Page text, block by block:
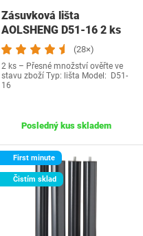
Zásuvková lišta
AOLSHENG D51-16 2 ks
(28×)
2 ks – Přesné množství ověřte ve
stavu zboží Typ: lišta Model: D51-
16
Posledný kus skladem
First minute
Čistím sklad